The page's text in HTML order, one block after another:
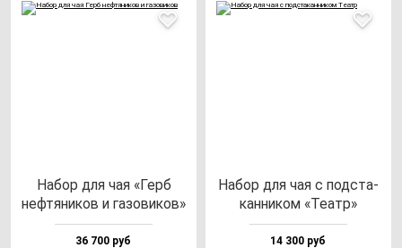
Набор для чая «Герб
неф­тя­ни­ков и га­зо­ви­ков»
36 700 руб
Набор для чая с под­ста­
кан­ни­ком «Театр»
14 300 руб